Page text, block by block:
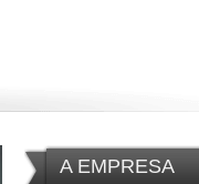
A EMPRESA